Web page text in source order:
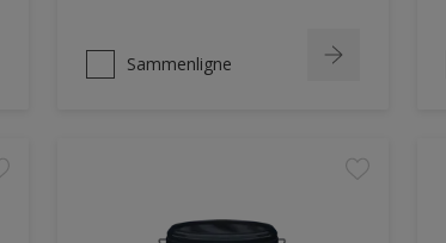
Sammenligne